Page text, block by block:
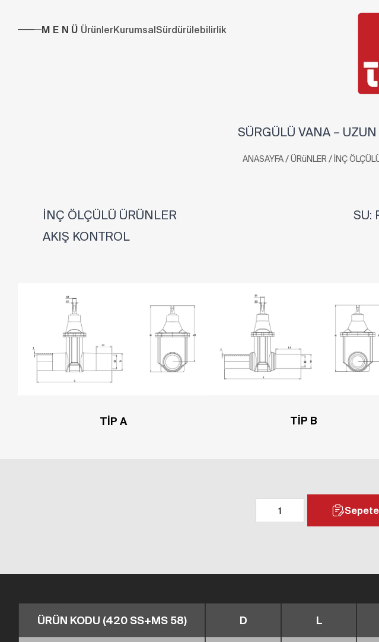
MENÜ ÜrünlerKurumsalSürdürülebilirlik
SÜRGÜLÜ VANA –
ANASAYFA/ÜRüNLER /İNÇ
İNÇ ÖLÇÜLÜ ÜRÜNLER
AKIŞ KONTROL
SU:
TİP A TİP B
ÜRÜN KODU (420 SS+MS 58) D L